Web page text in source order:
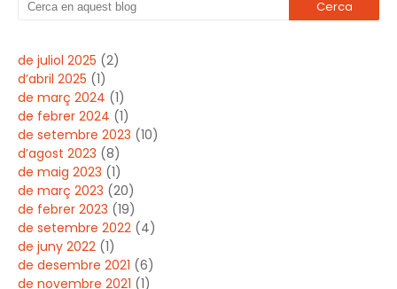
de juliol 2025 (2)
d’abril 2025 (1)
de març 2024 (1)
de febrer 2024 (1)
de setembre 2023 (10)
d’agost 2023 (8)
de maig 2023 (1)
de març 2023 (20)
de febrer 2023 (19)
de setembre 2022 (4)
de juny 2022 (1)
de desembre 2021 (6)
de novembre 2021 (1)